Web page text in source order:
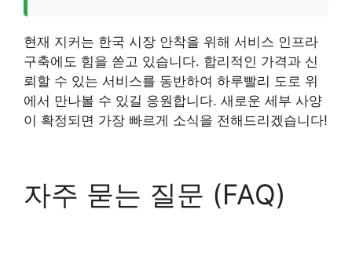
현재 지커는 한국 시장 안착을 위해 서비스 인프라
구축에도 힘을 쏟고 있습니다. 합리적인 가격과 신
뢰할 수 있는 서비스를 동반하여 하루빨리 도로 위
에서 만나볼 수 있길 응원합니다. 새로운 세부 사양
이 확정되면 가장 빠르게 소식을 전해드리겠습니다!
자주 묻는 질문 (FAQ)